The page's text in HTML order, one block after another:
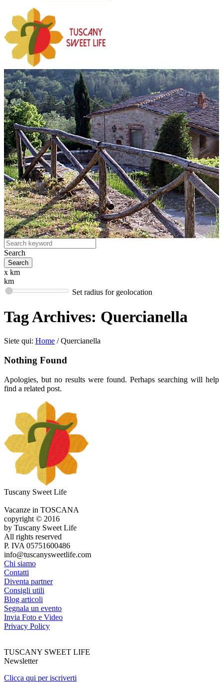
Search
x km
km
Set radius for geolocation
Tag Archives: Quercianella
Siete qui: Home / Quercianella
Nothing Found
Apologies, but no results were found. Perhaps searching will help
find a related post.
Tuscany Sweet Life
Vacanze in TOSCANA
copyright © 2016
by Tuscany Sweet Life
All rights reserved
P. IVA 05751600486
info@tuscanysweetlife.com
Chi siamo
Contatti
Diventa partner
Consigli utili
Blog articoli
Segnala un evento
Invia Foto e Video
Privacy Policy
TUSCANY SWEET LIFE
Newsletter
Clicca qui per iscriverti